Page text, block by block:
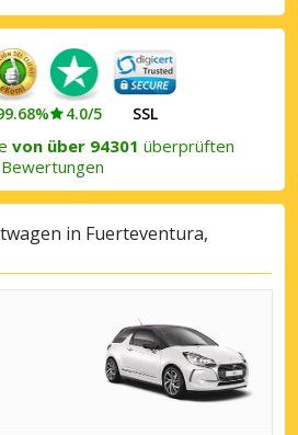
4.0/5 SSL
von über 94301 überprüften
Bewertungen
in Fuerteventura,